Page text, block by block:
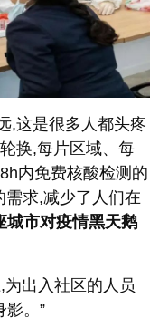
,这是很多人都头疼
换,每片区域、每
内免费核酸检测的
需求,减少了人们在
城市对疫情黑天鹅
出入社区的人员
影。”